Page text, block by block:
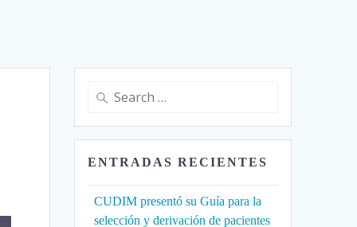
Search
ENTRADAS RECIENTES
CUDIM presentó su Guía para la
selección y derivación de pacientes